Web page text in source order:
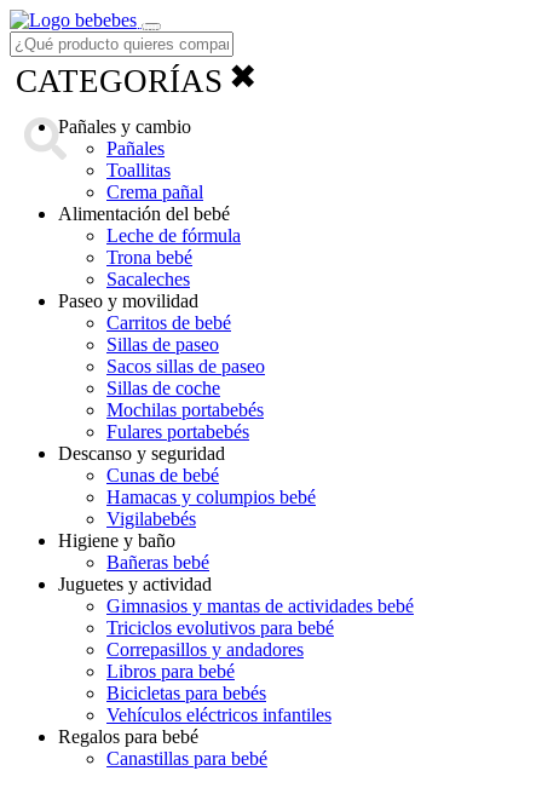
Menú
CATEGORÍAS ✖
Pañales y cambio
Pañales
Toallitas
Crema pañal
Alimentación del bebé
Leche de fórmula
Trona bebé
Sacaleches
Paseo y movilidad
Carritos de bebé
Sillas de paseo
Sacos sillas de paseo
Sillas de coche
Mochilas portabebés
Fulares portabebés
Descanso y seguridad
Cunas de bebé
Hamacas y columpios bebé
Vigilabebés
Higiene y baño
Bañeras bebé
Juguetes y actividad
Gimnasios y mantas de actividades bebé
Triciclos evolutivos para bebé
Correpasillos y andadores
Libros para bebé
Bicicletas para bebés
Vehículos eléctricos infantiles
Regalos para bebé
Canastillas para bebé